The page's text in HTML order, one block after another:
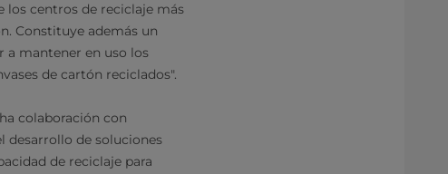
los centros de reciclaje más
Constituye además un
a mantener en uso los
de cartón reciclados".
colaboración con
desarrollo de soluciones
de reciclaje para